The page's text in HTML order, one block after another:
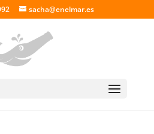
sacha@enelmar.es